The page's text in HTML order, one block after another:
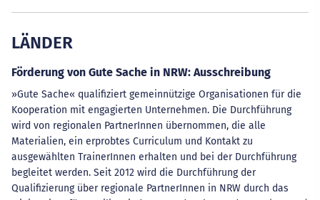
LÄNDER
Förderung von Gute Sache in NRW: Ausschreibung
»Gute Sache« qualifiziert gemeinnützige Organisationen für die
Kooperation mit engagierten Unternehmen. Die Durchführung
wird von regionalen PartnerInnen übernommen, die alle
Materialien, ein erprobtes Curriculum und Kontakt zu
ausgewählten TrainerInnen erhalten und bei der Durchführung
begleitet werden. Seit 2012 wird die Durchführung der
Qualifizierung über regionale PartnerInnen in NRW durch das